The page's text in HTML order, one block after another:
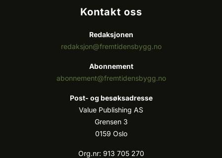
Kontakt oss
Redaksjonen
redaksjon@fremtidensbygg.no
Abonnement
abonnement@fremtidensbygg.no
Post- og besøksadresse
Value Publishing AS
Grensen 3
0159 Oslo
Org.nr: 913 705 270